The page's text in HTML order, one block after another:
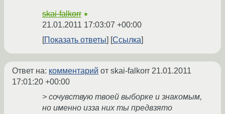
skai-falkorr ★
21.01.2011 17:03:07 +00:00
Показать ответы
Ссылка
Ответ на: комментарий от skai-falkorr 21.01.2011
17:01:20 +00:00
> сочувствую твоей выборке и знакомым,
но именно изза них ты предвзято